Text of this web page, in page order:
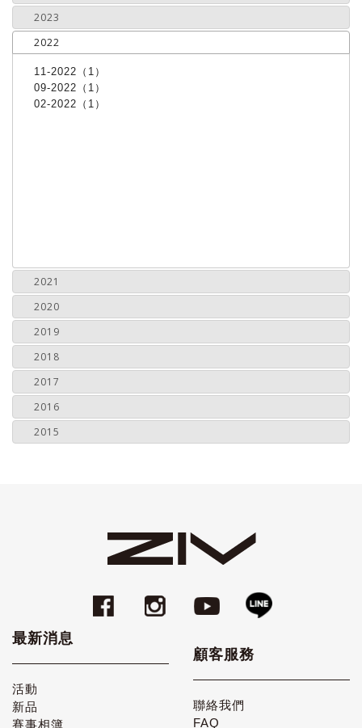
2023
2022
11-2022（1）
09-2022（1）
02-2022（1）
2021
2020
2019
2018
2017
2016
2015
最新消息
活動
新品
賽事相簿
顧客服務
聯絡我們
FAQ